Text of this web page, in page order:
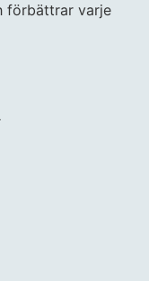
förbättrar varje